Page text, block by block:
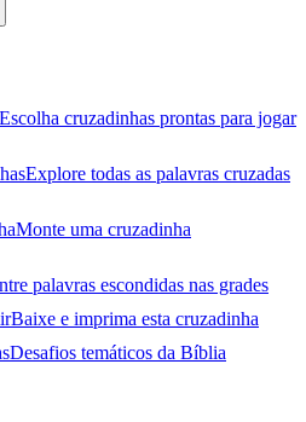
Escolha cruzadinhas prontas para jogar
Explore todas as palavras cruzadas
Monte uma cruzadinha
palavras escondidas nas grades
Baixe e imprima esta cruzadinha
Desafios temáticos da Bíblia